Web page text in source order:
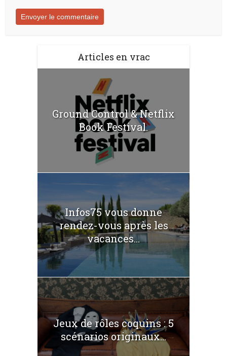
Articles en vrac
Ground Control & Netflix
Book Festival.
Infos75 vous donne
rendez-vous après les
vacances...
Jeux de rôles coquins : 5
scénarios originaux...